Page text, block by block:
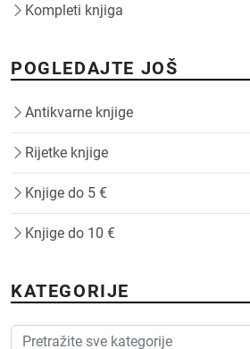
Kompleti knjiga
POGLEDAJTE JOŠ
Antikvarne knjige
Rijetke knjige
Knjige do 5 €
Knjige do 10 €
KATEGORIJE